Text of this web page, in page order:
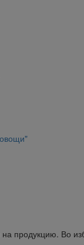
на продукцию. Во